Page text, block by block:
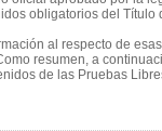
obligatorios del Título
al respecto de
resumen, a
de las Pruebas